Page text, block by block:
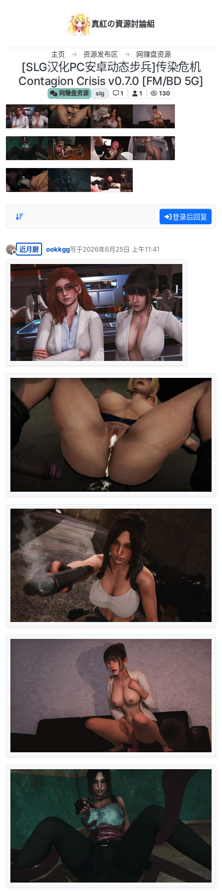
真紅の資源討論組
主页 资源发布区 网赚盘资源
[SLG汉化PC安卓动态步兵]传染危机
Contagion Crisis v0.7.0 [FM/BD 5G]
网赚盘资源 slg 1 1 130
登录后回复
离线
近月厨 ookkgg写于2026年6月25日 上午11:41
最后由 编辑